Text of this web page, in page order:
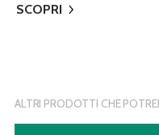
SCOPRI
ALTRI PRODOTTI CHE